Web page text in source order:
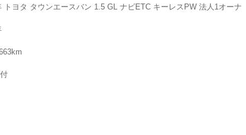
トヨタ タウンエースバン 1.5 GL ナビETC キーレスPW 法人1オーナ